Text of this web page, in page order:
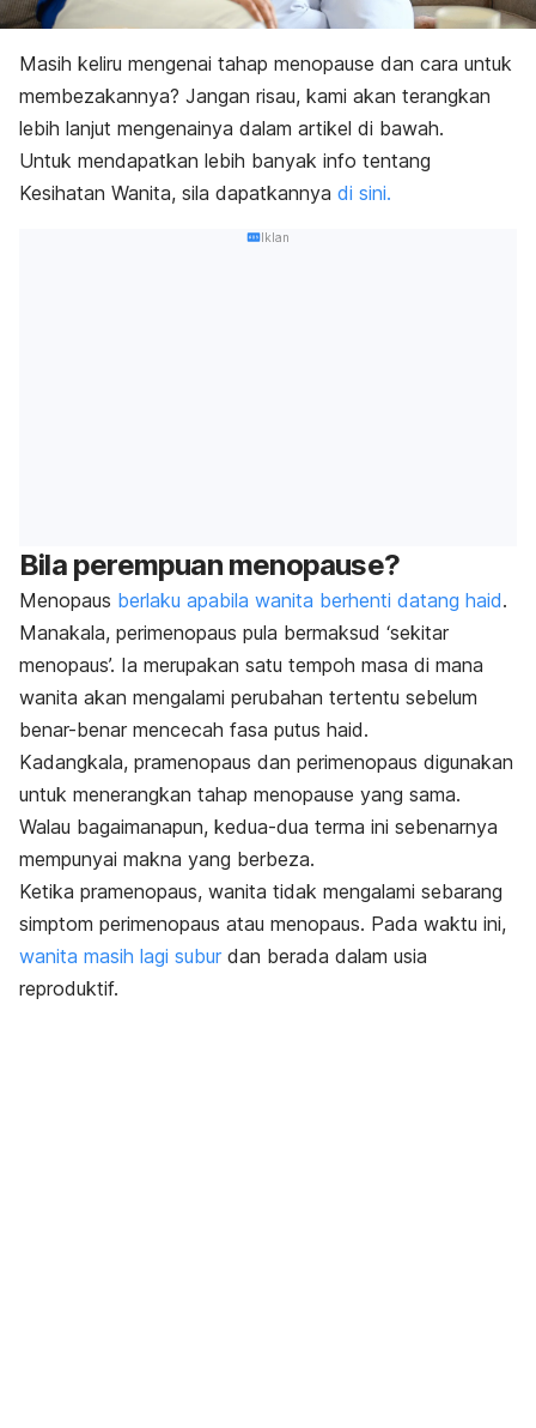
Masih keliru mengenai tahap menopause dan cara untuk
membezakannya? Jangan risau, kami akan terangkan
lebih lanjut mengenainya dalam artikel di bawah.
Untuk mendapatkan lebih banyak info tentang
Kesihatan Wanita, sila dapatkannya di sini.
Iklan
Bila perempuan menopause?
Menopaus berlaku apabila wanita berhenti datang haid.
Manakala, perimenopaus pula bermaksud ‘sekitar
menopaus’. Ia merupakan satu tempoh masa di mana
wanita akan mengalami perubahan tertentu sebelum
benar-benar mencecah fasa putus haid.
Kadangkala, pramenopaus dan perimenopaus digunakan
untuk menerangkan tahap menopause yang sama.
Walau bagaimanapun, kedua-dua terma ini sebenarnya
mempunyai makna yang berbeza.
Ketika pramenopaus, wanita tidak mengalami sebarang
simptom perimenopaus atau menopaus. Pada waktu ini,
wanita masih lagi subur dan berada dalam usia
reproduktif.